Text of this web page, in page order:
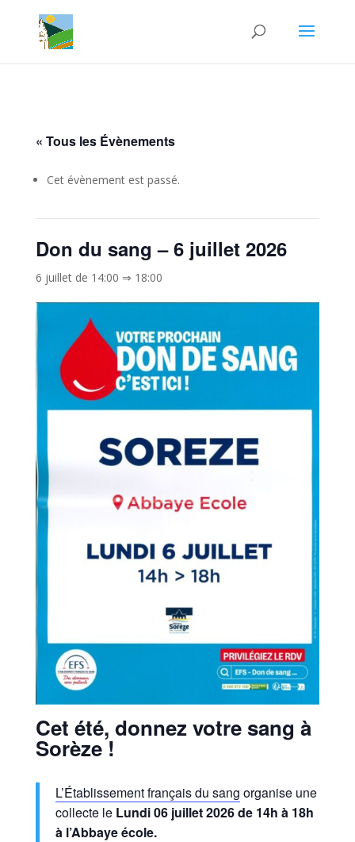
« Tous les Évènements
Cet évènement est passé.
Don du sang – 6 juillet 2026
6 juillet de 14:00 ⇒ 18:00
Cet été, donnez votre sang à
Sorèze !
L’Établissement français du sang organise une
collecte le Lundi 06 juillet 2026 de 14h à 18h
à l’Abbaye école.